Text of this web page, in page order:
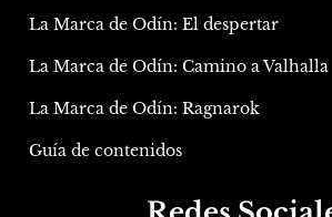
La Marca de Odín: El despertar
La Marca de Odín: Camino a Valhalla
La Marca de Odín: Ragnarok
Guía de contenidos